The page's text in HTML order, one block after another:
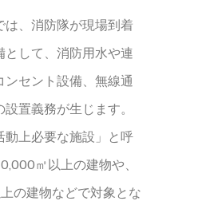
は、消防隊が現場到着
として、消防用水や連
セント設備、無線通
置義務が生じます。
動上必要な施設」と呼
㎡以上の建物や、
の建物などで対象とな